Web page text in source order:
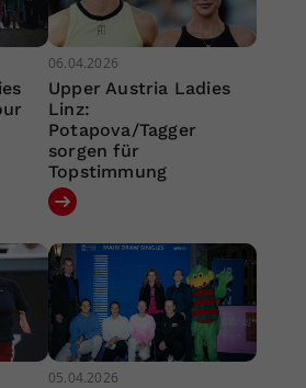
06.04.2026
Upper Austria Ladies
Linz:
Potapova/Tagger
sorgen für
Topstimmung
05.04.2026